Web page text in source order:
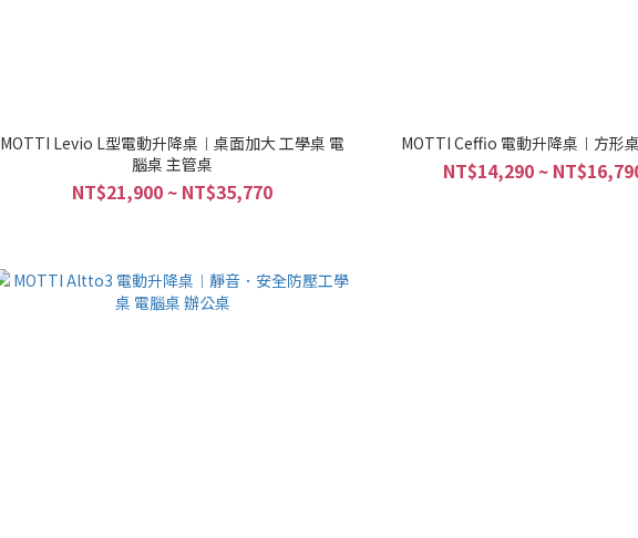
MOTTI Levio L型電動升降桌︱桌面加大 工學桌 電
腦桌 主管桌
NT$21,900 ~ NT$35,770
MOTTI Ceffio 電動升降桌︱方形
NT$14,290 ~